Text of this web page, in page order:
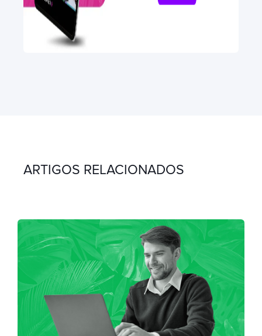
ARTIGOS RELACIONADOS